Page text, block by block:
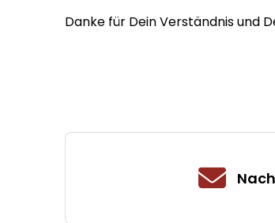
Danke für Dein Verständnis und